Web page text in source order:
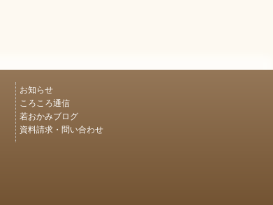
お知らせ
ころころ通信
若おかみブログ
資料請求・問い合わせ